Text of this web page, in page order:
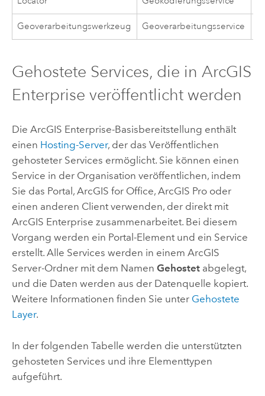
Geoverarbeitungswerkzeug Geoverarbeitungsservice
Gehostete Services, die in ArcGIS
Enterprise veröffentlicht werden
Die ArcGIS Enterprise-Basisbereitstellung enthält
einen Hosting-Server, der das Veröffentlichen
gehosteter Services ermöglicht. Sie können einen
Service in der Organisation veröffentlichen, indem
Sie das Portal, ArcGIS for Office, ArcGIS Prooder
einen anderen Client verwenden, der direkt mit
ArcGIS Enterprise zusammenarbeitet. Bei diesem
Vorgang werden ein Portal-Element und ein Service
erstellt. Alle Services werden in einem ArcGIS
Server-Ordner mit dem Namen Gehostetabgelegt,
und die Daten werden aus der Datenquelle kopiert.
Weitere Informationen finden Sie unter Gehostete
Layer.
In der folgenden Tabelle werden die unterstützten
gehosteten Services und ihre Elementtypen
aufgeführt.